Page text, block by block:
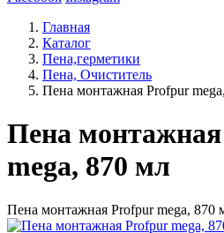
Главная
Каталог
Пена,герметики
Пена, Очиститель
Пена монтажная Profpur
Пена
mega, 870 мл
Пена монтажная Profpur mega, 870